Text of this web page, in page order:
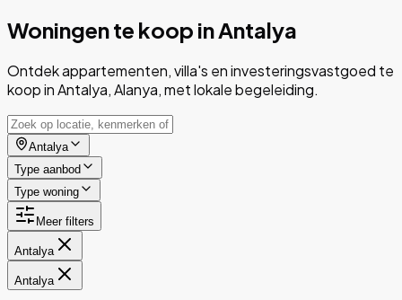
Woningen te koop in Antalya
Ontdek appartementen, villa's en investeringsvastgoed te
koop in Antalya, Alanya, met lokale begeleiding.
Antalya
Type aanbod
Type woning
Meer filters
Antalya
Antalya